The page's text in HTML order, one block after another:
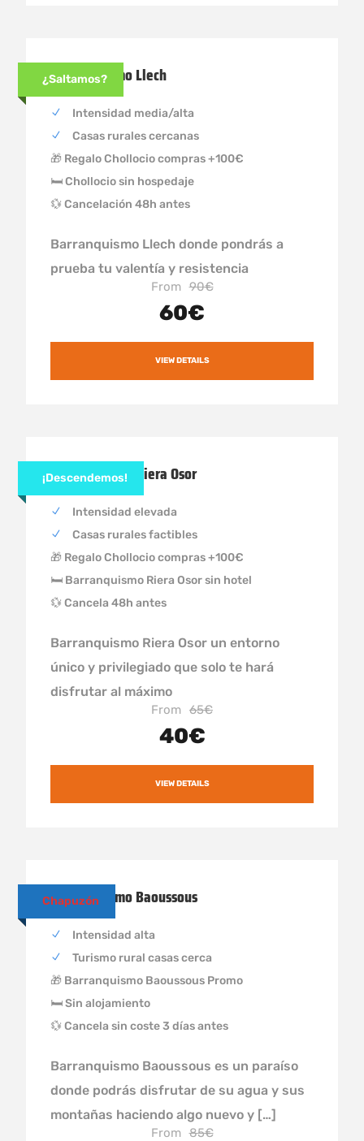
¿Saltamos?
Barranquismo Llech
Intensidad media/alta
Casas rurales cercanas
🎁 Regalo Chollocio compras +100€
🛏 Chollocio sin hospedaje
💱 Cancelación 48h antes
Barranquismo Llech donde pondrás a
prueba tu valentía y resistencia
From 90€
60€
VIEW DETAILS
¡Descendemos!
Barranquismo Riera Osor
Intensidad elevada
Casas rurales factibles
🎁 Regalo Chollocio compras +100€
🛏 Barranquismo Riera Osor sin hotel
💱 Cancela 48h antes
Barranquismo Riera Osor un entorno
único y privilegiado que solo te hará
disfrutar al máximo
From 65€
40€
VIEW DETAILS
Chapuzón
Barranquismo Baoussous
Intensidad alta
Turismo rural casas cerca
🎁 Barranquismo Baoussous Promo
🛏 Sin alojamiento
💱 Cancela sin coste 3 días antes
Barranquismo Baoussous es un paraíso
donde podrás disfrutar de su agua y sus
montañas haciendo algo nuevo y […]
From 85€